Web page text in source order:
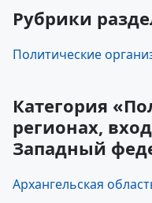
Рубрики
Политические
Категория
регионах,
Западный
Архангельская